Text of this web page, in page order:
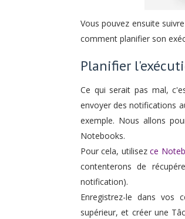
Vous pouvez ensuite
comment planifier son
Planifier
Ce qui serait pas mal,
envoyer des notifications
exemple. Nous allons
Notebooks.
Pour cela, utilisezce
contenterons de
notification).
Enregistrez-le dans vos
supérieur, et créer une